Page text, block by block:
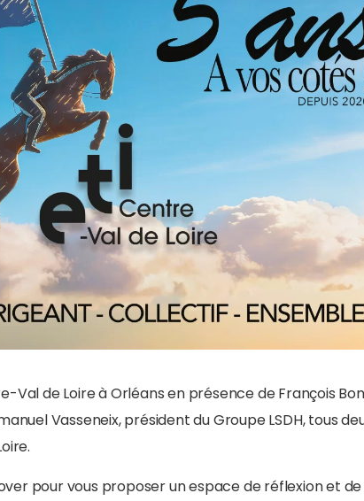
Val de Loire à Orléans en présence de François
Vasseneix, président du Groupe LSDH, tous
pour vous proposer un espace de réflexion et